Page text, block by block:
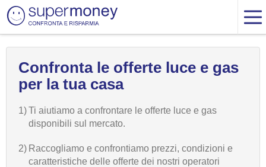
Confronta le offerte luce e gas
per la tua casa
1)Ti aiutiamo a confrontare le offerte luce e gas
disponibili sul mercato.
2) Raccogliamo e confrontiamo prezzi, condizioni e
caratteristiche delle offerte dei nostri operatori